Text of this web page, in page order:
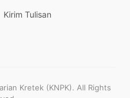
Kirim Tulisan
Kretek (KNPK). All Rights